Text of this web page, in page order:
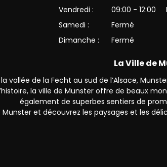
Vendredi :
09:00 - 12:00
Samedi :
Fermé
Dimanche :
Fermé
La Ville de
vallée de la Fecht au sud de l’Alsace,
la ville de Munster offre de beaux
également de superbes sentiers de
Munster et découvrez les paysages et les